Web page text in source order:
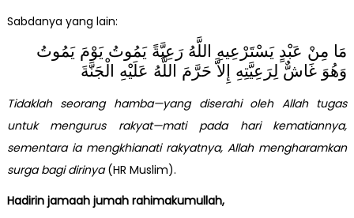
Sabdanya yang lain:
مَا مِنْ عَبْدٍ يَسْتَرْعِيهِ اللَّهُ رَعِيَّةً يَمُوتُ يَوْمَ يَمُوتُ
وَهُوَ غَاشٌّ لِرَعِيَّتِهِ إِلاَّ حَرَّمَ اللَّهُ عَلَيْهِ الْجَنَّةَ
Tidaklah seorang hamba—yang diserahi oleh Allah tugas
untuk mengurus rakyat—mati pada hari kematiannya,
sementara ia mengkhianati rakyatnya, Allah mengharamkan
surga bagi dirinya(HR Muslim).
Hadirin jamaah jumah rahimakumullah,